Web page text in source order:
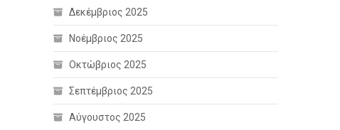
Δεκέμβριος 2025
Νοέμβριος 2025
Οκτώβριος 2025
Σεπτέμβριος 2025
Αύγουστος 2025